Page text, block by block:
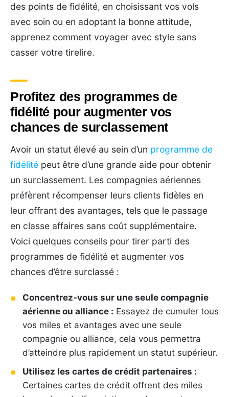
des points de fidélité, en choisissant vos vols
avec soin ou en adoptant la bonne attitude,
apprenez comment voyager avec style sans
casser votre tirelire.
Profitez des programmes de
fidélité pour augmenter vos
chances de surclassement
Avoir un statut élevé au sein d’un programme de
fidélité peut être d’une grande aide pour obtenir
un surclassement. Les compagnies aériennes
préfèrent récompenser leurs clients fidèles en
leur offrant des avantages, tels que le passage
en classe affaires sans coût supplémentaire.
Voici quelques conseils pour tirer parti des
programmes de fidélité et augmenter vos
chances d’être surclassé :
Concentrez-vous sur une seule compagnie
aérienne ou alliance : Essayez de cumuler tous
vos miles et avantages avec une seule
compagnie ou alliance, cela vous permettra
d’atteindre plus rapidement un statut supérieur.
Utilisez les cartes de crédit partenaires :
Certaines cartes de crédit offrent des miles